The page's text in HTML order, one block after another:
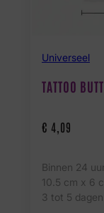
Universeel
TATTOO
€ 4,09
Binnen 24
10.5 cm x 6
3 tot 5 dagen